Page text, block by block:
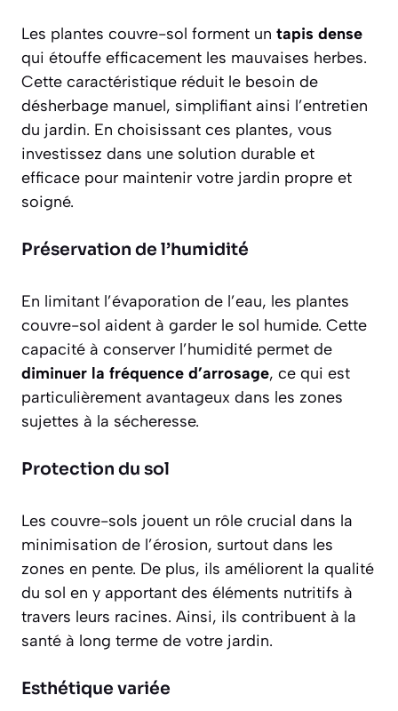
Les plantes couvre-sol forment un tapis dense
qui étouffe efficacement les mauvaises herbes.
Cette caractéristique réduit le besoin de
désherbage manuel, simplifiant ainsi l’entretien
du jardin. En choisissant ces plantes, vous
investissez dans une solution durable et
efficace pour maintenir votre jardin propre et
soigné.
Préservation de l’humidité
En limitant l’évaporation de l’eau, les plantes
couvre-sol aident à garder le sol humide. Cette
capacité à conserver l’humidité permet de
diminuer la fréquence d’arrosage, ce qui est
particulièrement avantageux dans les zones
sujettes à la sécheresse.
Protection du sol
Les couvre-sols jouent un rôle crucial dans la
minimisation de l’érosion, surtout dans les
zones en pente. De plus, ils améliorent la qualité
du sol en y apportant des éléments nutritifs à
travers leurs racines. Ainsi, ils contribuent à la
santé à long terme de votre jardin.
Esthétique variée